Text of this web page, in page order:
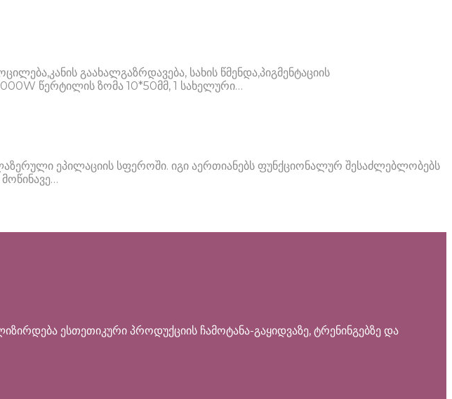
გაახალგაზრდავება, სახის წმენდა,პიგმენტაციის
წერტილის ზომა 10*50მმ, 1 სახელური…
ეპილაციის სფეროში. იგი აერთიანებს ფუნქციონალურ შესაძლებლობებს
ესთეთიკური პროდუქციის ჩამოტანა-გაყიდვაზე, ტრენინგებზე და